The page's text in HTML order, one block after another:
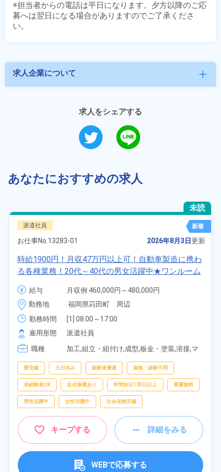
※担当者からの電話は平日になります。夕方以降のご応
募へは翌日になる場合がありますのでご了承くださ
求人企業について add
求人をシェアする
あなたにおすすめの求人
未読
派遣社員 新着
お仕事No. 13283-01 2026年8月3日更新
時給1900円！月収47万円以上可！自動車製造に携わ
る各種業務！20代～40代の男女活躍中★ワンルーム
寮無料！マイカー通勤OK！無料駐車場あり！赴任旅
費会社負担！社員食堂あり！日払いあり！土日休
み！特別賞与90万円支給！《福岡県京都郡苅田町》
給与
月収例 460,000円～480,000円
時給 1,900円～1,900円
勤務地
福岡県苅田町　周辺
勤務時間
[1] 08:00～17:00
[2] 20:00～05:00
[3] 06:30～15:00
[4] 14:30～23:00
雇用形態
派遣社員
職種
加工,組立・組付け,成型,板金・塗装,溶接,マ
査,物流・配送
寮完備 土日休み 経験者優遇 資格・経験不問
未経験者OK 赴任旅費あり 年間休日120日以上 寮費無料
男性活躍中 女性活躍中 社会保険完備
キープする 詳細をみる
WEBで応募する